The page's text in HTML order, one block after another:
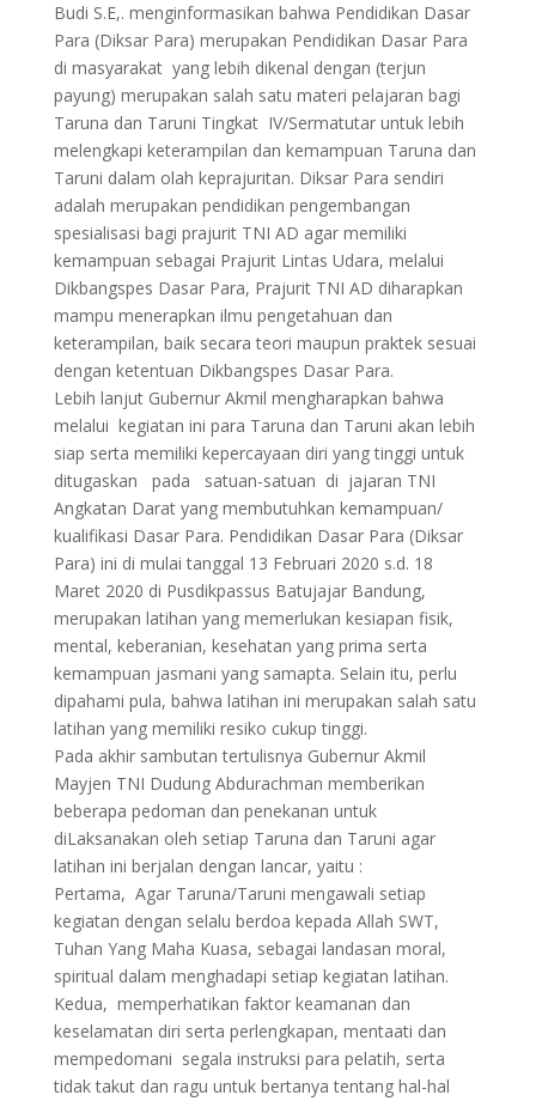
Budi S.E,. menginformasikan bahwa Pendidikan Dasar
Para (Diksar Para) merupakan Pendidikan Dasar Para
di masyarakat yang lebih dikenal dengan (terjun
payung) merupakan salah satu materi pelajaran bagi
Taruna dan Taruni Tingkat IV/Sermatutar untuk lebih
melengkapi keterampilan dan kemampuan Taruna dan
Taruni dalam olah keprajuritan. Diksar Para sendiri
adalah merupakan pendidikan pengembangan
spesialisasi bagi prajurit TNI AD agar memiliki
kemampuan sebagai Prajurit Lintas Udara, melalui
Dikbangspes Dasar Para, Prajurit TNI AD diharapkan
mampu menerapkan ilmu pengetahuan dan
keterampilan, baik secara teori maupun praktek sesuai
dengan ketentuan Dikbangspes Dasar Para.
Lebih lanjut Gubernur Akmil mengharapkan bahwa
melalui kegiatan ini para Taruna dan Taruni akan lebih
siap serta memiliki kepercayaan diri yang tinggi untuk
ditugaskan pada satuan-satuan di jajaran TNI
Angkatan Darat yang membutuhkan kemampuan/
kualifikasi Dasar Para. Pendidikan Dasar Para (Diksar
Para) ini di mulai tanggal 13 Februari 2020 s.d. 18
Maret 2020 di Pusdikpassus Batujajar Bandung,
merupakan latihan yang memerlukan kesiapan fisik,
mental, keberanian, kesehatan yang prima serta
kemampuan jasmani yang samapta. Selain itu, perlu
dipahami pula, bahwa latihan ini merupakan salah satu
latihan yang memiliki resiko cukup tinggi.
Pada akhir sambutan tertulisnya Gubernur Akmil
Mayjen TNI Dudung Abdurachman memberikan
beberapa pedoman dan penekanan untuk
diLaksanakan oleh setiap Taruna dan Taruni agar
latihan ini berjalan dengan lancar, yaitu :
Pertama, Agar Taruna/Taruni mengawali setiap
kegiatan dengan selalu berdoa kepada Allah SWT,
Tuhan Yang Maha Kuasa, sebagai landasan moral,
spiritual dalam menghadapi setiap kegiatan latihan.
Kedua, memperhatikan faktor keamanan dan
keselamatan diri serta perlengkapan, mentaati dan
mempedomani segala instruksi para pelatih, serta
tidak takut dan ragu untuk bertanya tentang hal-hal